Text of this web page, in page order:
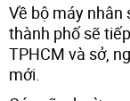
Về bộ máy nhân
thành phố sẽ
TPHCM và sở,
mới.